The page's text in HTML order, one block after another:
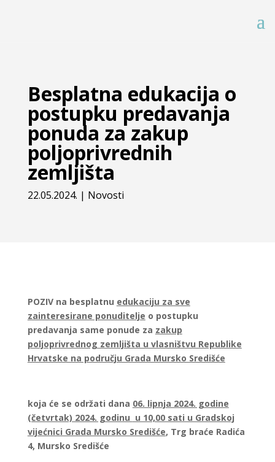
Besplatna edukacija o
postupku predavanja
ponuda za zakup
poljoprivrednih
zemljišta
22.05.2024. | Novosti
POZIV na besplatnu edukaciju za sve
zainteresirane ponuditelje o postupku
predavanja same ponude za zakup
poljoprivrednog zemljišta u vlasništvu Republike
Hrvatske na području Grada Mursko Središće
koja će se održati dana 06. lipnja 2024. godine
(četvrtak) 2024. godinu u 10,00 sati u Gradskoj
vijećnici Grada Mursko Središće, Trg braće Radića
4, Mursko Središće